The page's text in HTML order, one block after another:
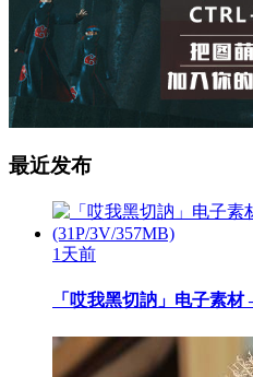
最近发布
1天前
「哎我黑切訥」电子素